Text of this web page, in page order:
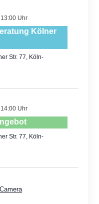
13:00
Kölner
Str. 77, Köln-
14:00
Str. 77, Köln-